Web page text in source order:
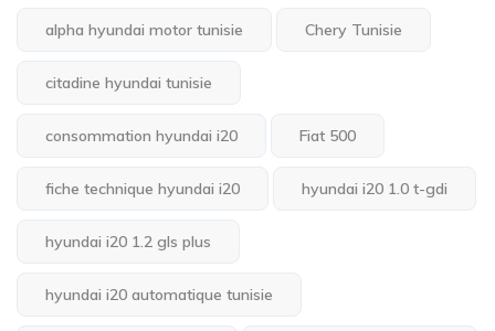
alpha hyundai motor tunisie Chery Tunisie
citadine hyundai tunisie
consommation hyundai i20 Fiat 500
fiche technique hyundai i20 hyundai i20 1.0 t-gdi
hyundai i20 1.2 gls plus
hyundai i20 automatique tunisie